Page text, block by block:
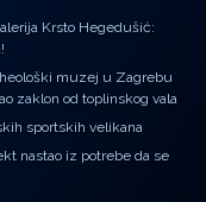
Krsto Hegedušić:
muzej u Zagrebu
zaklon od toplinskog vala
sportskih velikana
nastao iz potrebe da se